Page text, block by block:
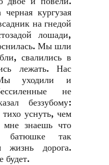
кургузая
на гнедой
лошади,
Мы шли
свалились в
лежать. Нас
уходили и
не
беззубому:
уснуть, чем
знаешь что
батюшке так
жизнь дорога.
будет.